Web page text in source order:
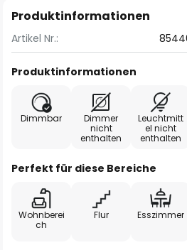
Produktinformationen
Artikel Nr.:
Produktinformationen
Dimmbar
Dimmer
nicht
enthalten
Leuchtmitt
el nicht
enthalten
Perfekt für diese Bereiche
Wohnberei
ch
Flur Esszimmer